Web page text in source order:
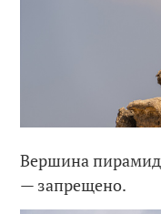
Вершина
— запрещено.